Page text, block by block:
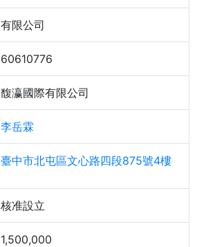
有限公司
60610776
馥瀛國際有限公司
李岳霖
臺中市北屯區文心路四段875號4樓
核准設立
1,500,000